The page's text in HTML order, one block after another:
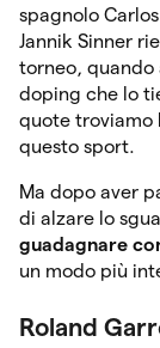
spagnolo
Jannik Sinner
torneo, quando
doping che lo
quote troviamo
questo sport.
Ma dopo aver
di alzare lo
guadagnare
un modo più
Roland